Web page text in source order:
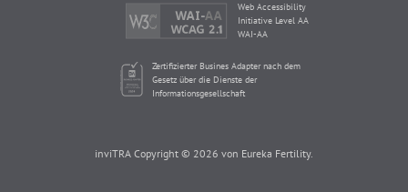
Web Accessibility
Initiative Level AA
WAI-AA
Zertifizierter Busines Adapter nach dem
Gesetz über die Dienste der
Informationsgesellschaft
inviTRA Copyright © 2026 von Eureka Fertility.